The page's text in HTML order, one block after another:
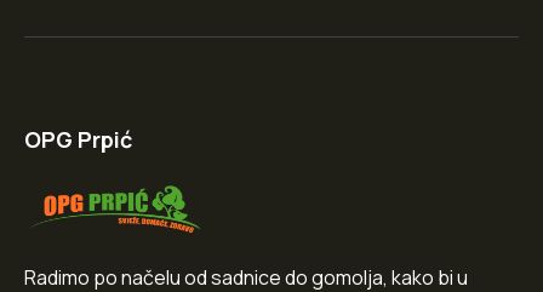
OPG Prpić
Radimo po načelu od sadnice do gomolja, kako bi u